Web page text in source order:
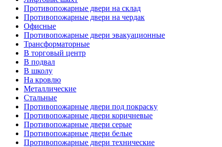
Противопожарные двери на склад
Противопожарные двери на чердак
Офисные
Противопожарные двери эвакуационные
Трансформаторные
В торговый центр
В подвал
В школу
На кровлю
Металлические
Стальные
Противопожарные двери под покраску
Противопожарные двери коричневые
Противопожарные двери серые
Противопожарные двери белые
Противопожарные двери технические